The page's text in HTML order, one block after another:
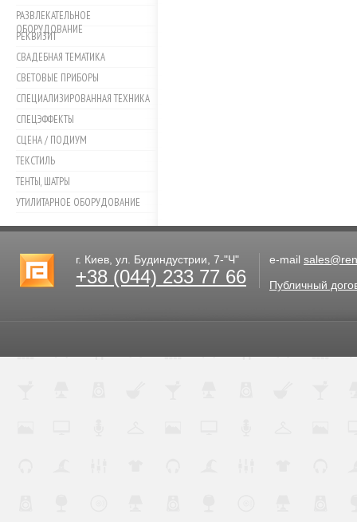
РАЗВЛЕКАТЕЛЬНОЕ
ОБОРУДОВАНИЕ
РЕКВИЗИТ
СВАДЕБНАЯ ТЕМАТИКА
СВЕТОВЫЕ ПРИБОРЫ
СПЕЦИАЛИЗИРОВАННАЯ ТЕХНИКА
СПЕЦЭФФЕКТЫ
СЦЕНА / ПОДИУМ
ТЕКСТИЛЬ
ТЕНТЫ, ШАТРЫ
УТИЛИТАРНОЕ ОБОРУДОВАНИЕ
г. Киев, ул. Будиндустрии, 7-"Ч"
+38 (044) 233 77 66
e-mail
Публичный